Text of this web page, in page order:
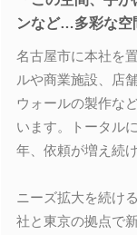
ンなど…多彩な空
名古屋市に本社を
ルや商業施設、店
ウォールの製作な
います。トータル
年、依頼が増え続
ニーズ拡大を続け
社と東京の拠点で